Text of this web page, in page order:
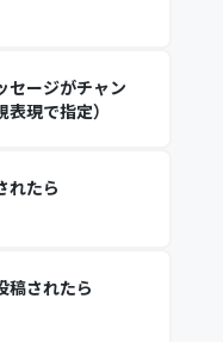
セージがチャン
現で指定）
れたら
稿されたら